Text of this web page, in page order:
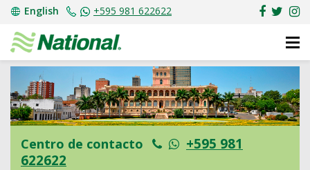
English +595 981 622622
Centro de contacto
+595 981
622622